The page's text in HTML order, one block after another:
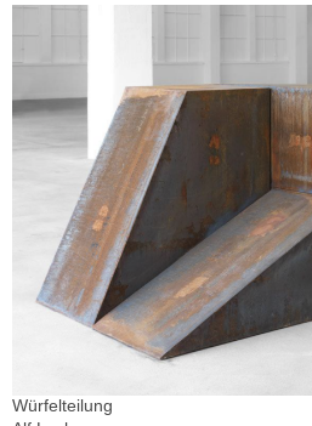
Würfelteilung